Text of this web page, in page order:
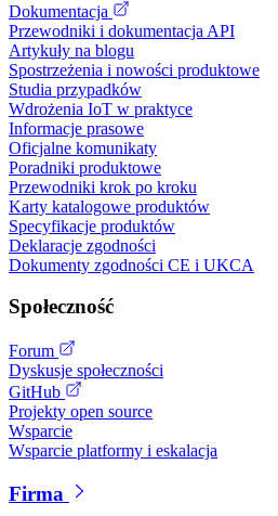
Dokumentacja
Przewodniki i dokumentacja API
Artykuły na blogu
Spostrzeżenia i nowości produktowe
Studia przypadków
Wdrożenia IoT w praktyce
Informacje prasowe
Oficjalne komunikaty
Poradniki produktowe
Przewodniki krok po kroku
Karty katalogowe produktów
Specyfikacje produktów
Deklaracje zgodności
Dokumenty zgodności CE i UKCA
Społeczność
Forum
Dyskusje społeczności
GitHub
Projekty open source
Wsparcie
Wsparcie platformy i eskalacja
Firma